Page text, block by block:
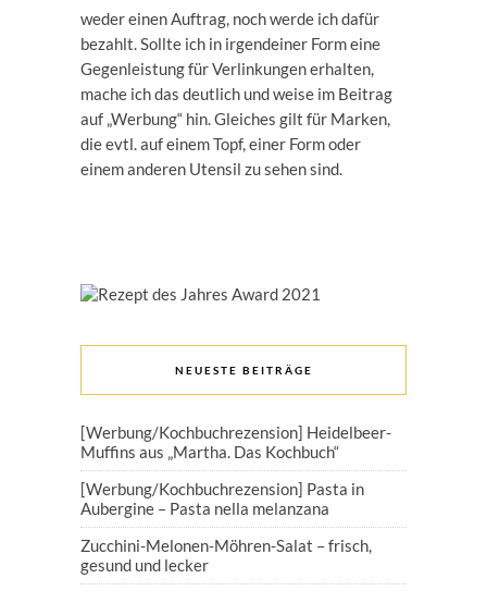
weder einen Auftrag, noch werde ich dafür
bezahlt. Sollte ich in irgendeiner Form eine
Gegenleistung für Verlinkungen erhalten,
mache ich das deutlich und weise im Beitrag
auf „Werbung“ hin. Gleiches gilt für Marken,
die evtl. auf einem Topf, einer Form oder
einem anderen Utensil zu sehen sind.
NEUESTE BEITRÄGE
[Werbung/Kochbuchrezension] Heidelbeer-
Muffins aus „Martha. Das Kochbuch“
[Werbung/Kochbuchrezension] Pasta in
Aubergine – Pasta nella melanzana
Zucchini-Melonen-Möhren-Salat – frisch,
gesund und lecker